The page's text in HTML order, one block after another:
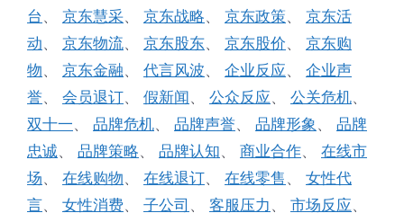
台 、 京东慧采、 京东战略、 京东政策、 京东活
动、 京东物流、 京东股东、 京东股价、 京东购
物、 京东金融、 代言风波、 企业反应、 企业声
誉、 会员退订、 假新闻、 公众反应、 公关危机、
双十一、 品牌危机、 品牌声誉、 品牌形象、 品牌
忠诚、 品牌策略、 品牌认知、 商业合作、 在线市
场、 在线购物、 在线退订、 在线零售 、 女性代
言、 女性消费、 子公司 、 客服压力 、 市场反应、